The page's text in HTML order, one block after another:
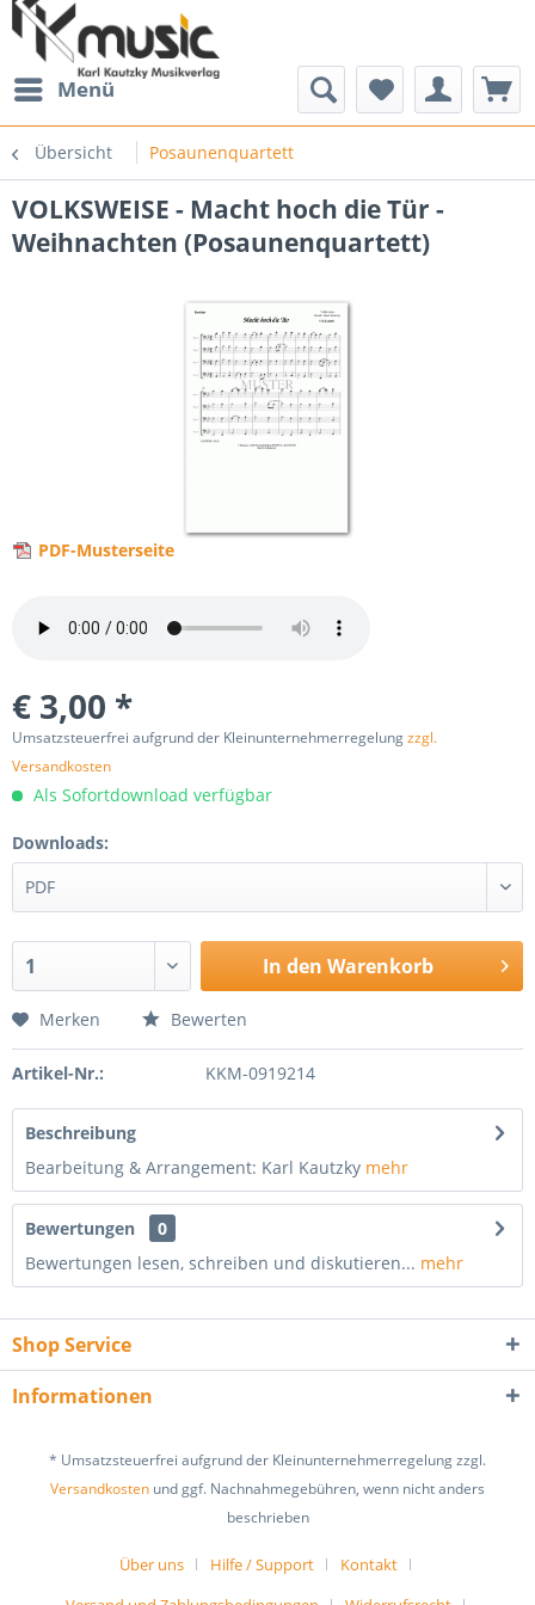
Menü
Übersicht Posaunenquartett
VOLKSWEISE - Macht hoch die Tür -
Weihnachten (Posaunenquartett)
PDF-Musterseite
€ 3,00 *
Umsatzsteuerfrei aufgrund der Kleinunternehmerregelungzzgl.
Versandkosten
Als Sofortdownload verfügbar
Downloads:
In den Warenkorb
Merken Bewerten
Artikel-Nr.: KKM-0919214
Beschreibung
Bearbeitung & Arrangement: Karl Kautzky mehr
Bewertungen
0
Bewertungen lesen, schreiben und diskutieren... mehr
Shop Service
Informationen
* Umsatzsteuerfrei aufgrund der Kleinunternehmerregelung zzgl.
Versandkosten und ggf. Nachnahmegebühren, wenn nicht anders
beschrieben
Über uns Hilfe / Support
Kontakt